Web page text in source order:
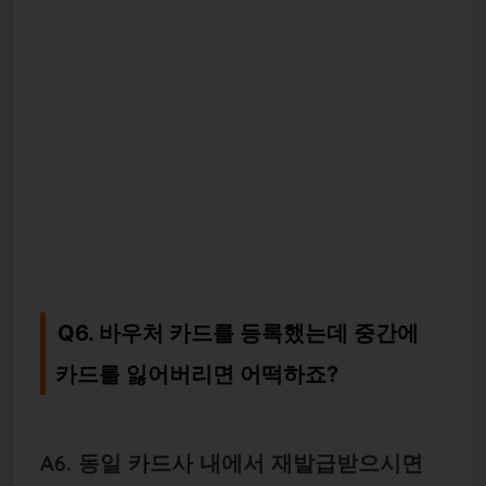
Q6. 바우처 카드를 등록했는데 중간에
카드를 잃어버리면 어떡하죠?
A6. 동일 카드사 내에서 재발급받으시면